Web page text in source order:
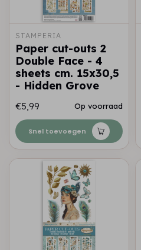
STAMPERIA
Paper cut-outs 2
Double Face - 4
sheets cm. 15x30,5
- Hidden Grove
€5,99 Op voorraad
Snel toevoegen